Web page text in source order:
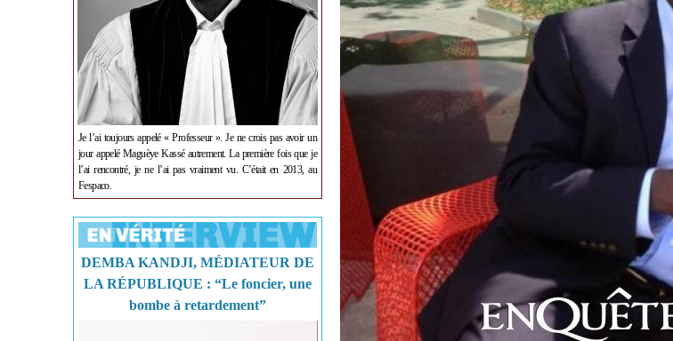
Je l’ai toujours appelé « Professeur ». Je ne crois pas avoir un
jour appelé Maguèye Kassé autrement. La première fois que je
l’ai rencontré, je ne l’ai pas vraiment vu. C’était en 2013, au
Fespaco.
DEMBA KANDJI, MÉDIATEUR DE
LA RÉPUBLIQUE : “Le foncier, une
bombe à retardement”